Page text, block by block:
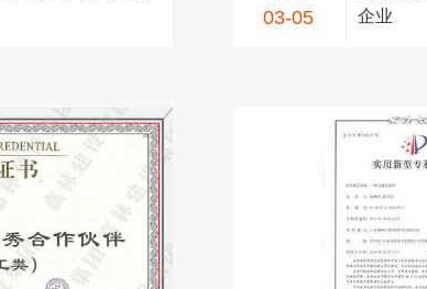
03-05
企业